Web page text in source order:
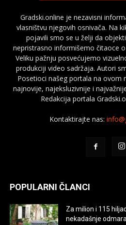
Gradski.online je nezavisni
vlasništvu njegovih osnivača. Na
pojavili smo se u želji da
nepristrasno informišemo čitaoce
Veliku pažnju posvećujemo
produkciji video sadržaja. Autori
Posetioci našeg portala na ovom
najnovije, najeksluzivnije i
Redakcija portala
Kontaktirajte nas:
POPULARNI ČLANCI
Za milion i 115
nekadašnje